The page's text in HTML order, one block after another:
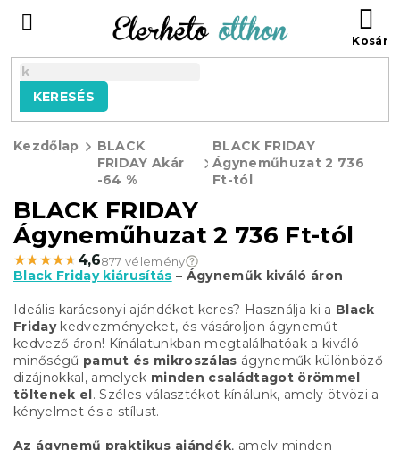
tartalomhoz
KERESÉS
Kezdőlap
BLACK
FRIDAY Akár
-64 %
BLACK FRIDAY
Ágyneműhuzat 2 736
Ft-tól
BLACK FRIDAY
Ágyneműhuzat 2 736 Ft-tól
★★★★★
★★★★★ 4,6877 vélemény
Black Friday kiárusítás – Ágyneműk kiváló áron
Ideális karácsonyi ajándékot keres? Használja ki a Black
Fridaykedvezményeket, és vásároljon ágyneműt
kedvező áron! Kínálatunkban megtalálhatóak a kiváló
minőségű pamut és mikroszálas ágyneműk különböző
dizájnokkal, amelyek minden családtagot örömmel
töltenek el . Széles választékot kínálunk, amely ötvözi a
kényelmet és a stílust.
Az ágynemű praktikus ajándék, amely minden